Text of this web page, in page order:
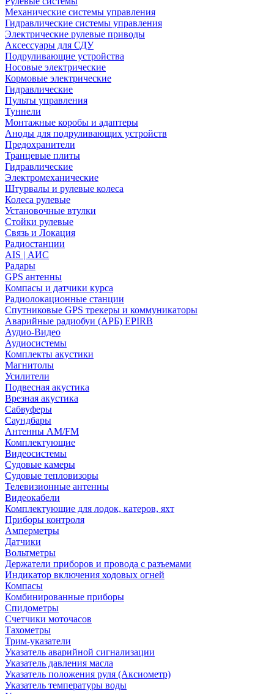
Механические системы управления
Гидравлические системы управления
Электрические рулевые приводы
Аксессуары для СДУ
Подруливающие устройства
Носовые электрические
Кормовые электрические
Гидравлические
Пульты управления
Туннели
Монтажные коробы и адаптеры
Аноды для подруливающих устройств
Предохранители
Транцевые плиты
Гидравлические
Электромеханические
Штурвалы и рулевые колеса
Колеса рулевые
Установочные втулки
Стойки рулевые
Связь и Локация
Радиостанции
AIS | АИС
Радары
GPS антенны
Компасы и датчики курса
Радиолокационные станции
Спутниковые GPS трекеры и коммуникаторы
Аварийные радиобуи (АРБ) EPIRB
Аудио-Видео
Аудиосистемы
Комплекты акустики
Магнитолы
Усилители
Подвесная акустика
Врезная акустика
Сабвуферы
Саундбары
Антенны AM/FM
Комплектующие
Видеосистемы
Судовые камеры
Cудовые тепловизоры
Телевизионные антенны
Видеокабели
Комплектующие для лодок, катеров, яхт
Приборы контроля
Амперметры
Датчики
Вольтметры
Держатели приборов и провода с разъемами
Индикатор включения ходовых огней
Компасы
Комбинированные приборы
Спидометры
Счетчики моточасов
Тахометры
Трим-указатели
Указатель аварийной сигнализации
Указатель давления масла
Указатель положения руля (Аксиометр)
Указатель температуры воды